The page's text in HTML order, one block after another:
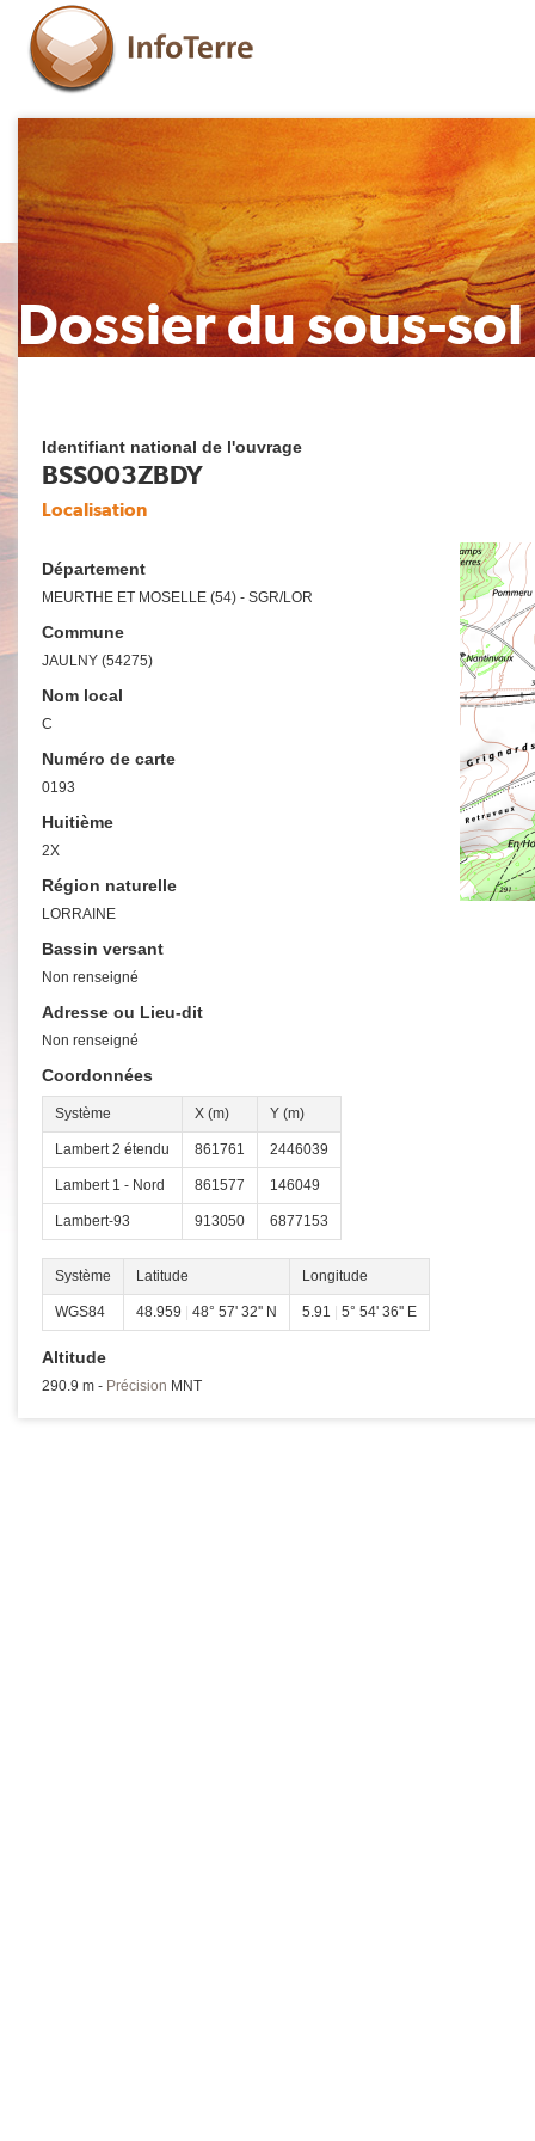
Dossier du sous-sol
Identifiant national de l'ouvrage
BSS003ZBDY
Localisation
Département
MEURTHE ET MOSELLE (54) - SGR/LOR
Commune
JAULNY (54275)
Nom local
C
Numéro de carte
0193
Huitième
2X
Région naturelle
LORRAINE
Bassin versant
Non renseigné
Adresse ou Lieu-dit
Non renseigné
Coordonnées
Système X (m) Y (m)
Lambert 2 étendu 861761 2446039
Lambert 1 - Nord 861577 146049
Lambert-93 913050 6877153
Système Latitude Longitude
WGS84 48.959 48° 57' 32'' N 5.91 5° 54' 36'' E
Altitude
290.9 m - Précision MNT